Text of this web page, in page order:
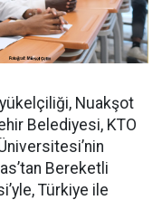
Nuakşot
Belediyesi, KTO
Bereketli
Türkiye ile